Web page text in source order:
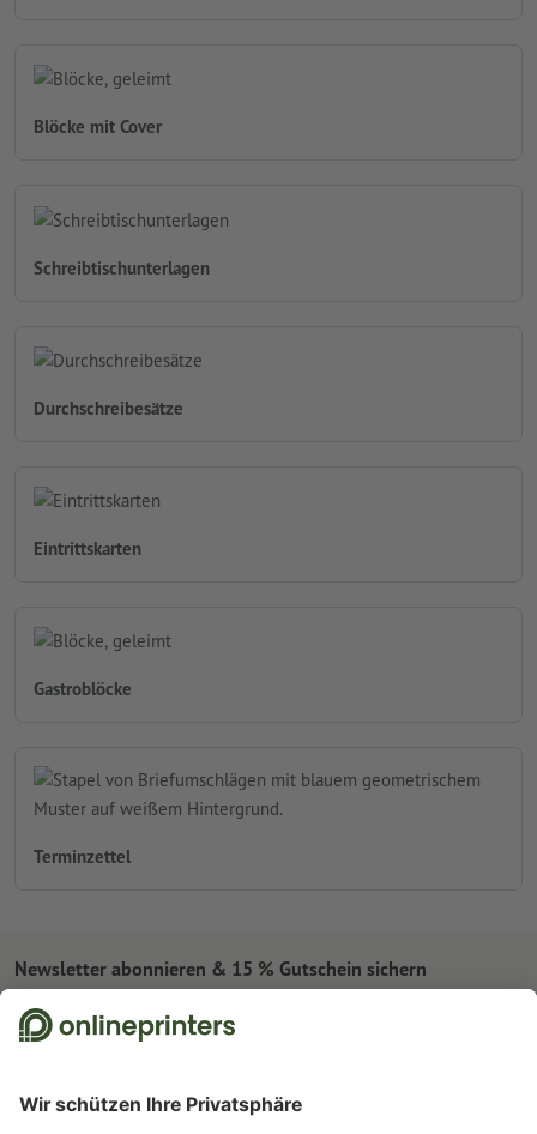
Blöcke mit Cover
Schreibtischunterlagen
Durchschreibesätze
Eintrittskarten
Gastroblöcke
Terminzettel
Newsletter abonnieren & 15 % Gutschein sichern